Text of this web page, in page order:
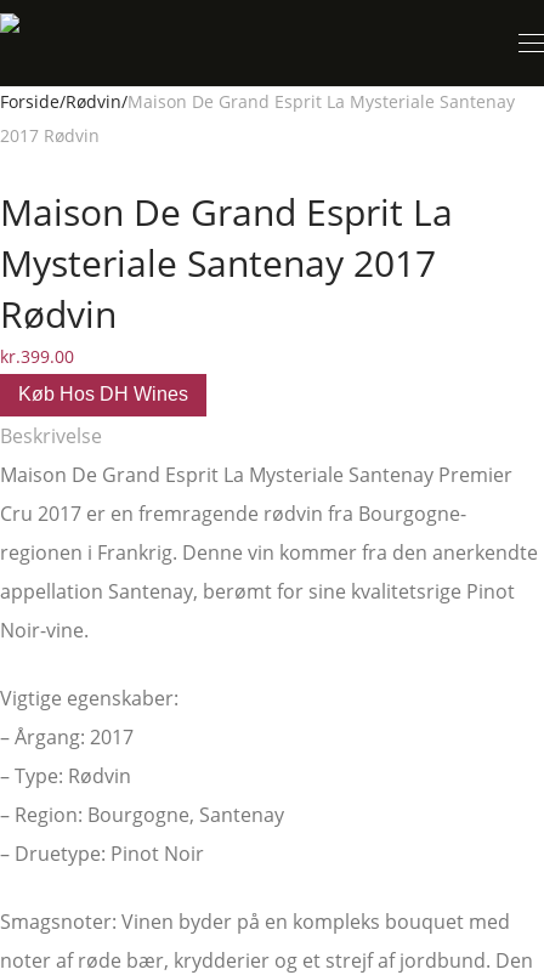
Forside/Rødvin/Maison De Grand Esprit La Mysteriale Santenay
2017 Rødvin
Maison De Grand Esprit La
Mysteriale Santenay 2017
Rødvin
kr.399.00
Køb Hos DH Wines
Beskrivelse
Maison De Grand Esprit La Mysteriale Santenay Premier
Cru 2017 er en fremragende rødvin fra Bourgogne-
regionen i Frankrig. Denne vin kommer fra den anerkendte
appellation Santenay, berømt for sine kvalitetsrige Pinot
Noir-vine.
Vigtige egenskaber:
– Årgang: 2017
– Type: Rødvin
– Region: Bourgogne, Santenay
– Druetype: Pinot Noir
Smagsnoter: Vinen byder på en kompleks bouquet med
noter af røde bær, krydderier og et strejf af jordbund. Den